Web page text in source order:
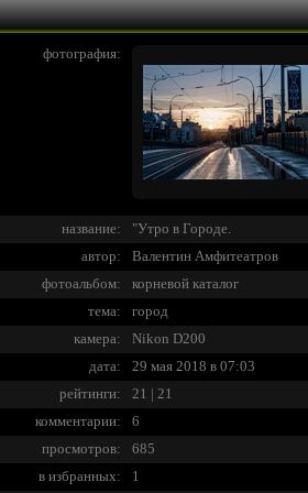
фотография:
название:
"Утро в Городе.
автор:
Валентин Амфитеатров
фотоальбом:
корневой каталог
тема:
город
камера:
Nikon D200
дата:
29 мая 2018 в 07:03
рейтинги:
21 | 21
комментарии:
6
просмотров:
685
в избранных:
1